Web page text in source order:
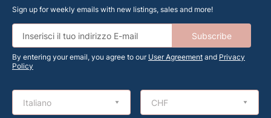
Sign up for weekly emails with new listings, sales and more!
Subscribe
By entering your email, you agree to our User Agreement and Privacy
Policy
Italiano CHF